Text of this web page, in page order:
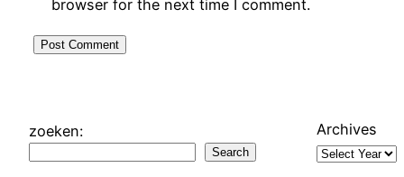
browser for the next time I comment.
zoeken:
Search
Archives